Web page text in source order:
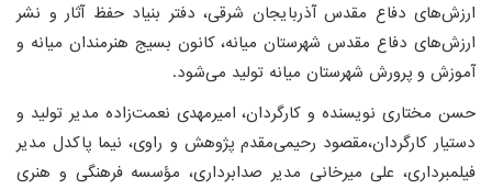
ارزش‌های دفاع مقدس آذربایجان شرقی، دفتر بنیاد حفظ آثار و نشر
ارزش‌های دفاع مقدس شهرستان میانه، کانون بسیج هنرمندان میانه و
آموزش و پرورش شهرستان میانه تولید می‌شود.
حسن مختاری نویسنده و کارگردان، امیرمهدی نعمت‌زاده مدیر تولید و
دستیار کارگردان،مقصود رحیمی‌مقدم پژوهش و راوی، نیما پاکدل مدیر
فیلمبرداری، علی میرخانی مدیر صدابرداری، مؤسسه فرهنگی و هنری